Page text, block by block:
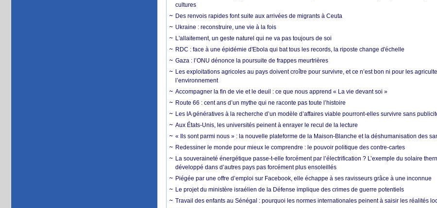
cultures
Des renvois rapides font suite aux arrivées de migrants à Ceuta
Ukraine : reconstruire, une vie à la fois
L'allaitement, un geste naturel qui ne va pas toujours de soi
RDC : face à une épidémie d'Ebola qui bat tous les records, la riposte change d'échelle
Gaza : l’ONU dénonce la poursuite de frappes meurtrières
Les exploitations agricoles au pays doivent croître pour survivre, et ce n’est bon ni pour les
l’environnement
Accompagner la fin de vie et le deuil : ce que nous apprend « La vie devant soi »
Route 66 : cent ans d’un mythe qui ne raconte pas toute l’histoire
Les IA génératives à la recherche d’un modèle d’affaires viable pourront-elles survivre sans
Aux États-Unis, les universités peinent à enrayer le recul de la lecture
« Ils sont parmi nous » : la nouvelle plateforme de la Maison-Blanche et la déshumanisation des
Redessiner le monde pour mieux le comprendre : le pouvoir politique des contre-cartes
La souveraineté énergétique passe-t-elle forcément par l’électrification ? L’exemple du solaire
développé dans d’autres pays pas forcément plus ensoleillés
Piégée par une offre d’emploi sur Facebook, elle échappe à ses ravisseurs grâce à une inconnue
Le projet du ministère israélien de la Défense implique des crimes de guerre potentiels
Travail des enfants au Sénégal : pourquoi les normes internationales peinent à saisir les réalités